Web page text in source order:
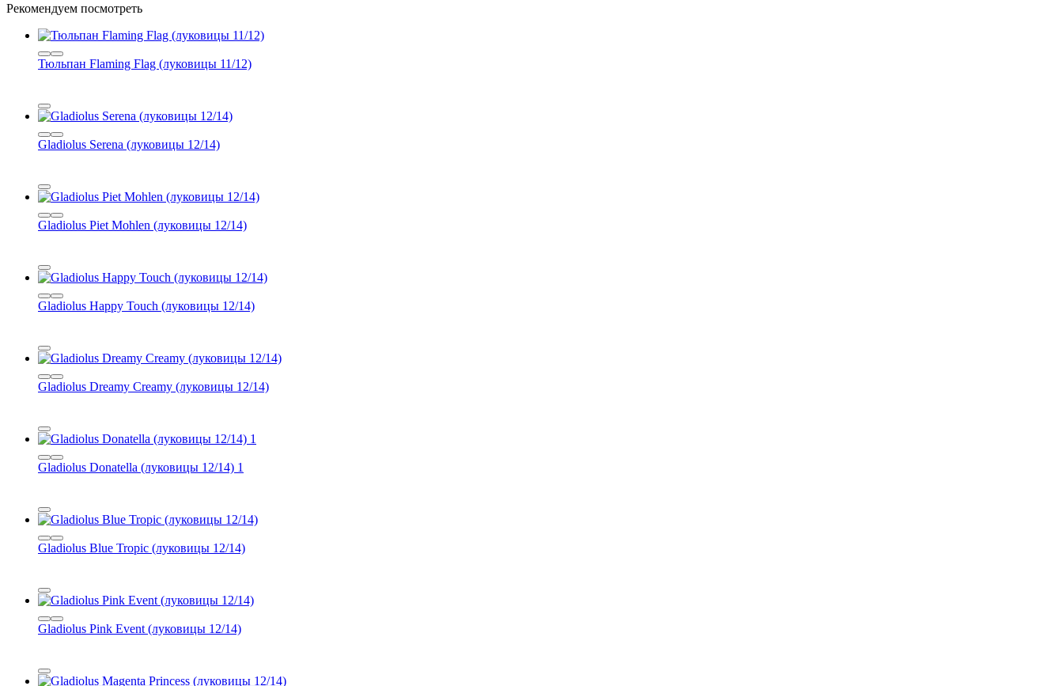
Рекомендуем посмотреть
Тюльпан Flaming Flag (луковицы 11/12)
Gladiolus Serena (луковицы 12/14)
Gladiolus Piet Mohlen (луковицы 12/14)
Gladiolus Happy Touch (луковицы 12/14)
Gladiolus Dreamy Creamy (луковицы 12/14)
Gladiolus Donatella (луковицы 12/14) 1
Gladiolus Blue Tropic (луковицы 12/14)
Gladiolus Pink Event (луковицы 12/14)